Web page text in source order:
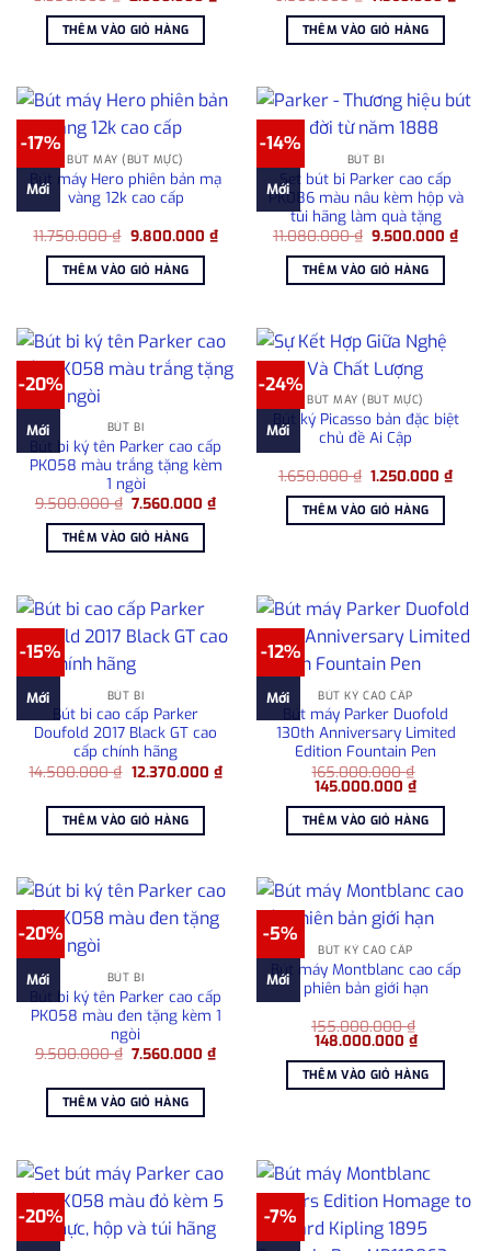
là:
3.350.000 ₫.
hiện
2.800.000 ₫.
THÊM VÀO GIỎ HÀNG là:
9.500.000 ₫.
hiện
THÊM VÀO GIỎ HÀNG
-17%
Mới
BÚT MÁY (BÚT MỰC)
Bút máy Hero phiên bản mạ
vàng 12k cao cấp
11.750.000₫ Giá
là:
11.750.000 ₫.
9.800.000 ₫Giá
hiện
9.800.000 ₫.
THÊM VÀO GIỎ HÀNG
-14%
Mới
BÚT BI
Set bút bi Parker cao cấp
PK086 màu nâu kèm hộp và
túi hãng làm quà tặng
11.080.000₫ Giá
là:
11.080.000 ₫.
9.500.000₫Giá
hiện
THÊM VÀO GIỎ HÀNG
-20%
Mới BÚT BI
Bút bi ký tên Parker cao cấp
PK058 màu trắng tặng kèm
1 ngòi
9.500.000₫ Giá
là:
9.500.000 ₫.
7.560.000₫Giá
THÊM VÀO GIỎ HÀNG
-24%
Mới
BÚT MÁY (BÚT MỰC)
Bút ký Picasso bản đặc biệt
chủ đề Ai Cập
1.650.000₫ Giá
là:
1.650.000 ₫.
1.250.000₫Giá
THÊM VÀO GIỎ HÀNG
-15%
Mới BÚT BI
Bút bi cao cấp Parker
Doufold 2017 Black GT cao
cấp chính hãng
14.500.000₫ Giá
14.500.000 ₫.
12.370.000 ₫Giá
hiện
12.370.000 ₫.
THÊM VÀO GIỎ HÀNG
-12%
Mới BÚT KÝ CAO CẤP
Bút máy Parker Duofold
130th Anniversary Limited
Edition Fountain Pen
165.000.000₫
Giá
là:
165.000.000 ₫.
145.000.000 ₫Giá
hiện
tại
là:
THÊM VÀO GIỎ HÀNG
-20%
Mới BÚT BI
Bút bi ký tên Parker cao cấp
PK058 màu đen tặng kèm 1
ngòi
9.500.000₫ Giá
9.500.000 ₫.
7.560.000₫Giá
hiện
THÊM VÀO GIỎ HÀNG
-5%
Mới
BÚT KÝ CAO CẤP
Bút máy Montblanc cao cấp
phiên bản giới hạn
155.000.000₫
Giá
là:
155.000.000 ₫.
148.000.000 ₫Giá
hiện
tại
là:
THÊM VÀO GIỎ HÀNG
-20% -7%